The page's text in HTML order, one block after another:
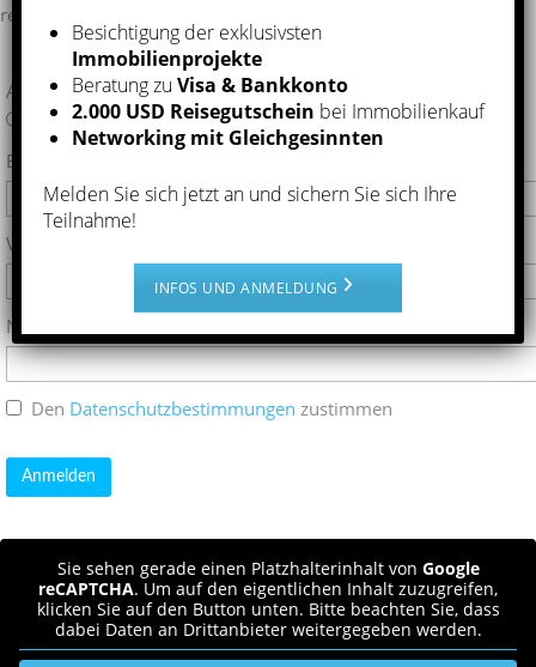
relevantesten Informationen.
Anrede*
Herr
Frau
E-Mail-Adresse*
Vorname*
Nachname*
Den Datenschutzbestimmungen zustimmen
Sie sehen gerade einen Platzhalterinhalt von Google
reCAPTCHA. Um auf den eigentlichen Inhalt zuzugreifen,
klicken Sie auf den Button unten. Bitte beachten Sie, dass
dabei Daten an Drittanbieter weitergegeben werden.
Besichtigung der exklusivsten
Immobilienprojekte
Beratung zuVisa & Bankkonto
2.000 USD Reisegutschein bei Immobilienkauf
Networking mit Gleichgesinnten
Melden Sie sich jetzt an und sichern Sie sich Ihre
Teilnahme!
INFOS UND ANMELDUNG